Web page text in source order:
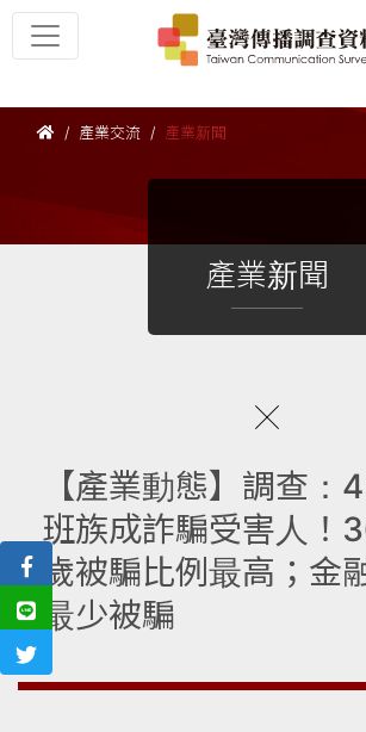
產業交流 產業新聞
產業新聞
【產業動態】調查：
班族成詐騙受害人！
歲被騙比例最高；金
最少被騙